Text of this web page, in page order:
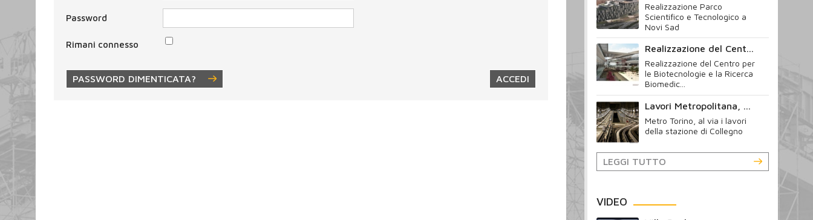
Password
Rimani connesso
PASSWORD DIMENTICATA?
Realizzazione Parco
Scientifico e Tecnologico a
Novi Sad
Realizzazione del Cent...
Realizzazione del Centro per
le Biotecnologie e la Ricerca
Biomedic...
Lavori Metropolitana, ...
Metro Torino, al via i lavori
della stazione di Collegno
LEGGI TUTTO
VIDEO